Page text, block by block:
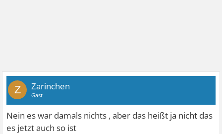
Z Zarinchen
Gast
Nein es war damals nichts , aber das heißt ja nicht das
es jetzt auch so ist